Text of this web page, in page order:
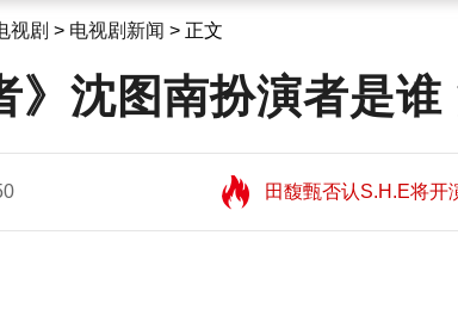
视剧 > 电视剧新闻 > 正文
》沈图南扮演者是
望11:08
田馥甄否认S.H.E将开
望11:08